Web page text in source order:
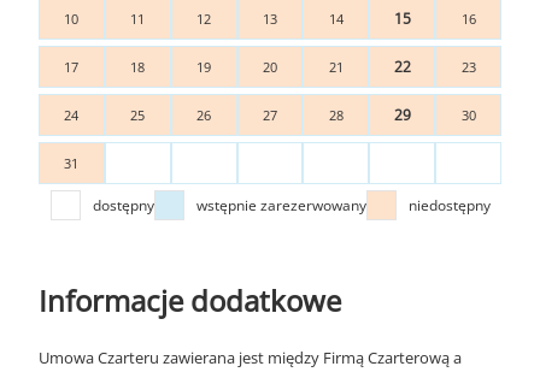
10 11 12 13 14 15 16
17 18 19 20 21 22 23
24 25 26 27 28 29 30
31
dostępny wstępnie zarezerwowany niedostępny
Informacje dodatkowe
Umowa Czarteru zawierana jest między Firmą Czarterową a